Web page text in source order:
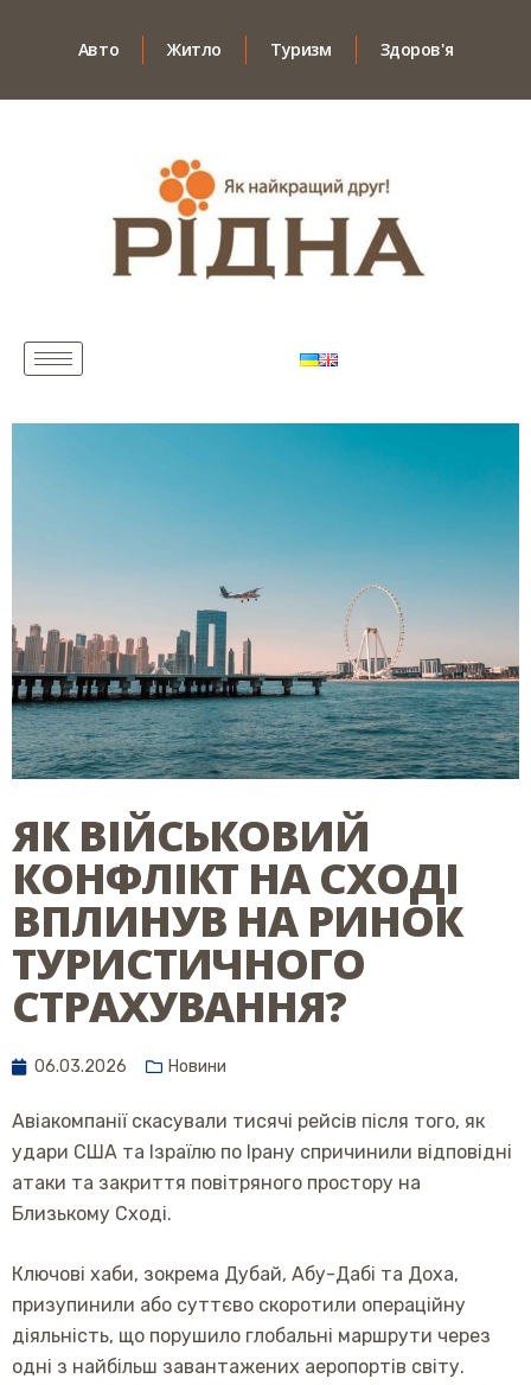
Авто Житло Туризм Здоров'я
ЯК ВІЙСЬКОВИЙ
КОНФЛІКТ НА СХОДІ
ВПЛИНУВ НА РИНОК
ТУРИСТИЧНОГО
СТРАХУВАННЯ?
06.03.2026 Новини
Авіакомпанії скасували тисячі рейсів після того, як
удари США та Ізраїлю по Ірану спричинили відповідні
атаки та закриття повітряного простору на
Близькому Сході.
Ключові хаби, зокрема Дубай, Абу-Дабі та Доха,
призупинили або суттєво скоротили операційну
діяльність, що порушило глобальні маршрути через
одні з найбільш завантажених аеропортів світу.